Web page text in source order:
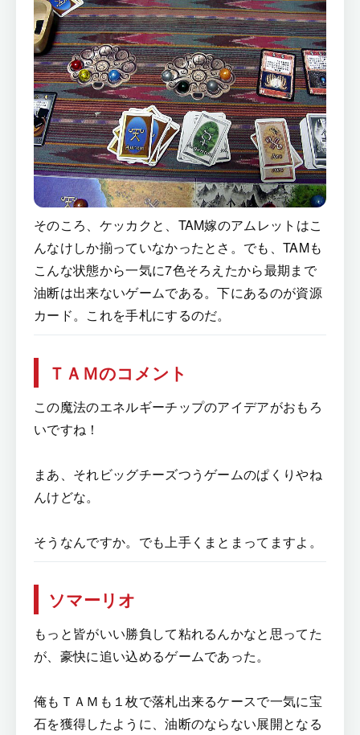
そのころ、ケッカクと、TAM嫁のアムレットはこ
んなけしか揃っていなかったとさ。でも、TAMも
こんな状態から一気に7色そろえたから最期まで
油断は出来ないゲームである。下にあるのが資源
カード。これを手札にするのだ。
ＴＡＭのコメント
この魔法のエネルギーチップのアイデアがおもろ
いですね！
まあ、それビッグチーズつうゲームのぱくりやね
んけどな。
そうなんですか。でも上手くまとまってますよ。
ソマーリオ
もっと皆がいい勝負して粘れるんかなと思ってた
が、豪快に追い込めるゲームであった。
俺もＴＡＭも１枚で落札出来るケースで一気に宝
石を獲得したように、油断のならない展開となる